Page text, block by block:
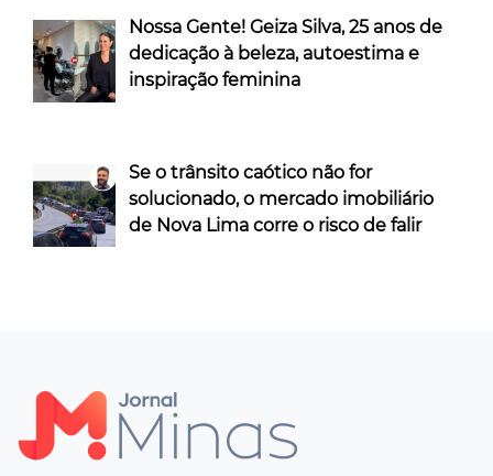
Nossa Gente! Geiza Silva, 25 anos de
dedicação à beleza, autoestima e
inspiração feminina
Se o trânsito caótico não for
solucionado, o mercado imobiliário
de Nova Lima corre o risco de falir